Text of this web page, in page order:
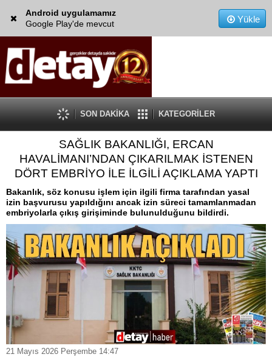
Android uygulamamız
Google Play'de mevcut
Yükle
SON DAKİKA KATEGORİLER
SAĞLIK BAKANLIĞI, ERCAN
HAVALİMANI’NDAN ÇIKARILMAK İSTENEN
DÖRT EMBRİYO İLE İLGİLİ AÇIKLAMA YAPTI
Bakanlık, söz konusu işlem için ilgili firma tarafından yasal
izin başvurusu yapıldığını ancak izin süreci tamamlanmadan
embriyolarla çıkış girişiminde bulunulduğunu bildirdi.
21 Mayıs 2026 Perşembe 14:47